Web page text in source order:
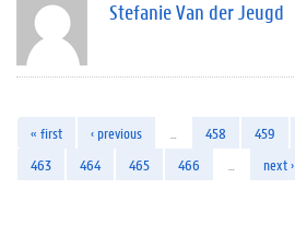
Stefanie Van der Jeugd
« first ‹ previous 458 459
463
464 465 466 next ›